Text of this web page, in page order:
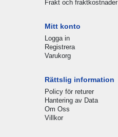
Frakt och fraktkostnader
Mitt konto
Logga in
Registrera
Varukorg
Rättslig information
Policy för returer
Hantering av Data
Om Oss
Villkor